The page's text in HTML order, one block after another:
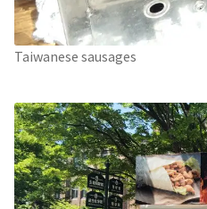
Taiwanese sausages